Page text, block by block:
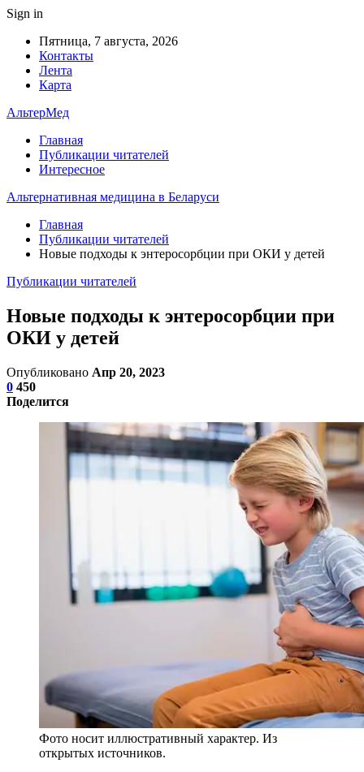
Sign in
Пятница, 7 августа, 2026
Контакты
Лента
Карта
АльтерМед
Главная
Публикации читателей
Интересное
Альтернативная медицина в Беларуси
Главная
Публикации читателей
Новые подходы к энтеросорбции при ОКИ у детей
Публикации читателей
Новые подходы к энтеросорбции при
ОКИ у детей
Опубликовано Апр 20, 2023
0 450
Поделится
Фото носит иллюстративный характер. Из
открытых источников.